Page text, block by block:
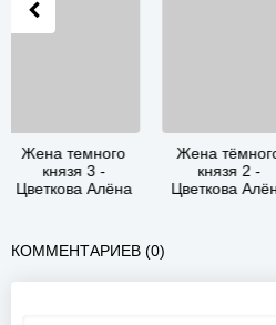
Жена тёмного
князя 2 -
Цветкова Алёна
Жена
князя -
Алёна
КОММЕНТАРИЕВ (0)